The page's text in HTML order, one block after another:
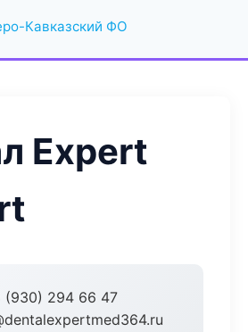
Кавказский ФО
Expert
(930) 294 66 47